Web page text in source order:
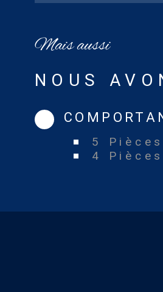
Mais aussi
NOUS
5 Pièces
4 Pièces